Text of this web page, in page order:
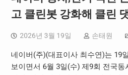
고 클린봇 강화해 클린
2026년 3월 19일 손태원
네이버(주)(대표이사 최수연)는 19
보이면서 6월 3일(수) 제9회 전국